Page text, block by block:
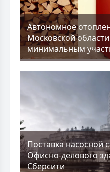
Aвтономное
Московской области
минимальным
Поставка насосной
Офисно-делового
Сберсити